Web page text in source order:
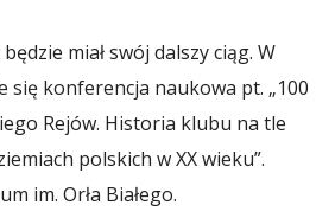
miał swój dalszy ciąg. W
się konferencja naukowa pt. „100
Rejów. Historia klubu na tle
polskich w XX wieku”.
im. Orła Białego.